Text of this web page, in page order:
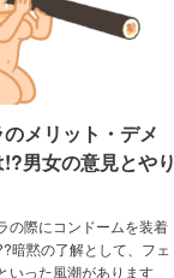
メリット・デメ
男女の意見とやり
の際にコンドームを装着
暗黙の了解として、フェ
いった風潮があります